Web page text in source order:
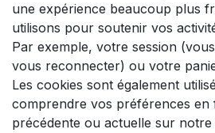
une expérience beaucoup plus
utilisons pour soutenir vos
Par exemple, votre session
vous reconnecter) ou votre
Les cookies sont également
comprendre vos préférences en
précédente ou actuelle sur notre